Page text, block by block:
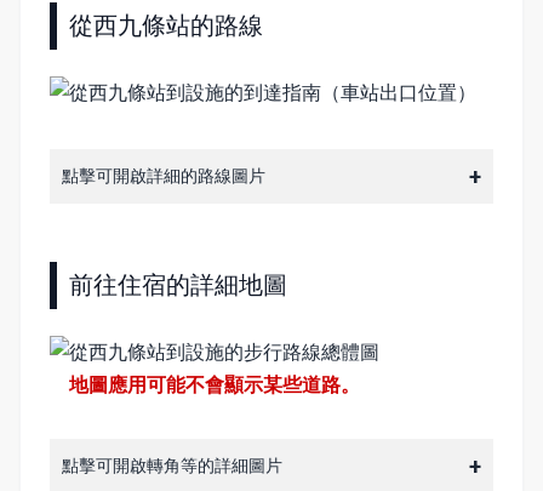
從西九條站的路線
點擊可開啟詳細的路線圖片
前往住宿的詳細地圖
地圖應用可能不會顯示某些道路。
點擊可開啟轉角等的詳細圖片